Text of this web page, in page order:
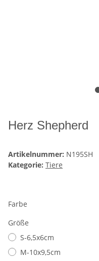
Herz Shepherd
Artikelnummer: N195SH
Kategorie: Tiere
Farbe
Größe
S-6,5x6cm
M-10x9,5cm